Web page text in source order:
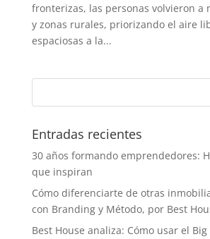
fronterizas, las personas volvieron a
y zonas rurales, priorizando el aire
espaciosas a la...
Entradas recientes
30 años formando emprendedores:
que inspiran
Cómo diferenciarte de otras
con Branding y Método, por Best
Best House analiza: Cómo usar el Big